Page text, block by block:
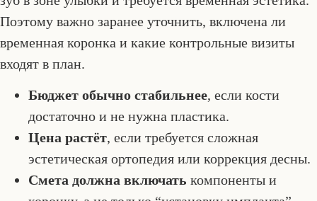
Поэтому важно заранее уточнить, включена ли
временная коронка и какие контрольные визиты
входят в план.
Бюджет обычно стабильнее, если кости
достаточно и не нужна пластика.
Цена растёт, если требуется сложная
эстетическая ортопедия или коррекция десны.
Смета должна включать компоненты и